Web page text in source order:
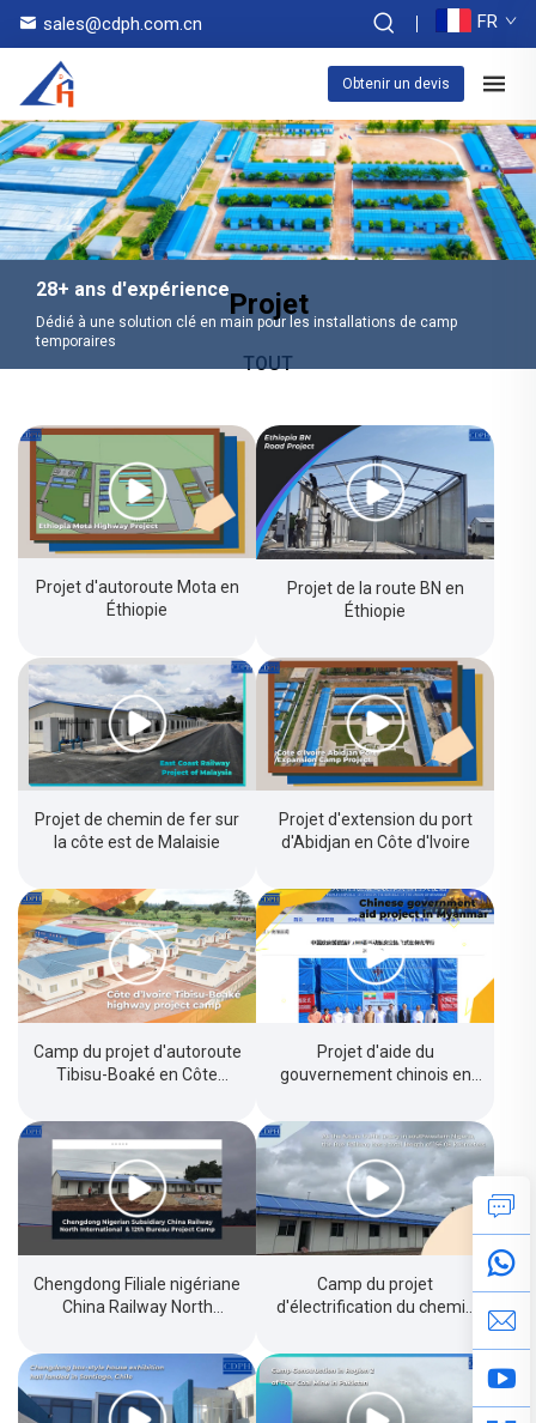
sales@cdph.com.cn FR
Obtenir un devis
28+ ans d'expérience
Dédié à une solution clé en main pour les installations de camp
temporaires
Projet
TOUT
Projet d'autoroute Mota en
Éthiopie
Projet de la route BN en
Éthiopie
Projet de chemin de fer sur
la côte est de Malaisie
Projet d'extension du port
d'Abidjan en Côte d'Ivoire
Camp du projet d'autoroute
Tibisu-Boaké en Côte
Projet d'aide du
gouvernement chinois en
Chengdong Filiale nigériane
China Railway North
Camp de projet
Camp du projet
d'électrification du chemin
nigériane Chengdong